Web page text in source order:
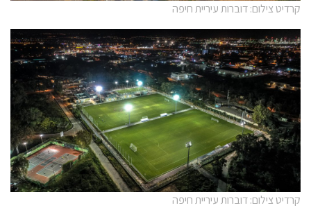
קרדיט צילום: דוברות עיריית חיפה
קרדיט צילום: דוברות עיריית חיפה